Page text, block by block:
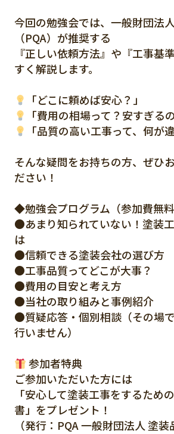
今回の勉強会では、一般財団法
（PQA）が推奨する
『正しい依頼方法』や『工事基
すく解説します。
「どこに頼めば安心？」
「費用の相場って？安すぎる
「品質の高い工事って、何が
そんな疑問をお持ちの方、ぜひ
ださい！
◆勉強会プログラム（参加費無料
●あまり知られていない！塗装
は
●信頼できる塗装会社の選び方
●工事品質ってどこが大事？
●費用の目安と考え方
●当社の取り組みと事例紹介
●質疑応答・個別相談（その場
行いません）
参加者特典
ご参加いただいた方には
「安心して塗装工事をするため
書」をプレゼント！
（発行：PQA 一般財団法人 塗装